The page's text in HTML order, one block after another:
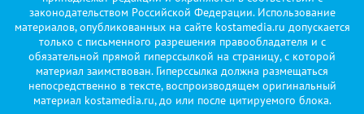
законодательством Российской Федерации. Использование
материалов, опубликованных на сайте kostamedia.ru допускается
только с письменного разрешения правообладателя и с
обязательной прямой гиперссылкой на страницу, с которой
материал заимствован. Гиперссылка должна размещаться
непосредственно в тексте, воспроизводящем оригинальный
материал kostamedia.ru, до или после цитируемого блока.